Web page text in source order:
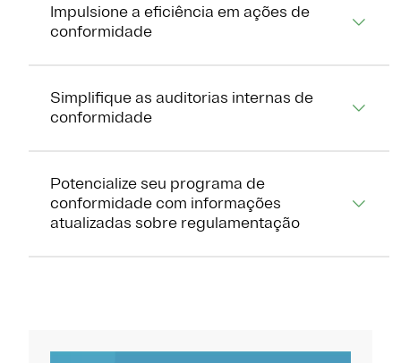
Impulsione a eficiência em ações de
conformidade
Simplifique as auditorias internas de
conformidade
Potencialize seu programa de
conformidade com informações
atualizadas sobre regulamentação